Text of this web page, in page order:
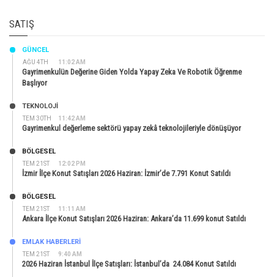
SATIŞ
AĞU 4TH 11:02 AM
GÜNCEL
Gayrimenkulün Değerine Giden Yolda Yapay Zeka Ve Robotik Öğrenme
Başlıyor
TEM 30TH 11:42 AM
TEKNOLOJİ
Gayrimenkul değerleme sektörü yapay zekâ teknolojileriyle dönüşüyor
TEM 21ST 12:02 PM
BÖLGESEL
İzmir İlçe Konut Satışları 2026 Haziran: İzmir’de 7.791 Konut Satıldı
TEM 21ST 11:11 AM
BÖLGESEL
Ankara İlçe Konut Satışları 2026 Haziran: Ankara’da 11.699 konut Satıldı
TEM 21ST 9:40 AM
EMLAK HABERLERI
2026 Haziran İstanbul İlçe Satışları: İstanbul’da 24.084 Konut Satıldı